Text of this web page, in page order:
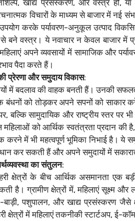
खाद्य प्रसंस्करण, और वस्त्र हों,
विचारों के माध्यम से बाजार में नई
करके पर्यावरण-अनुकूल उत्पाद
बने वस्त्र। ये नवाचार न केवल बाजार में
अपने व्यवसायों में सामाजिक और
पैदा करते हैं।
प्रेरणा और समुदाय विकास:
में बदलाव की वाहक बनती हैं। उनकी
बंधनों को तोड़कर अपने सपनों को साकार
बल्कि सामुदायिक और राष्ट्रीय स्तर पर
को आर्थिक स्वतंत्रता प्रदान की है,
करने में भी महत्वपूर्ण भूमिका निभाई है।
कर सकती हैं और अपने समुदायों में
का संतुलन:
क्षेत्रों के बीच आर्थिक असमानता एक
है। ग्रामीण क्षेत्रों में, महिलाएं सूक्ष्म
पशुपालन, और खाद्य प्रसंस्करण जैसे
में महिलाएं तकनीकी स्टार्टअप, ई-